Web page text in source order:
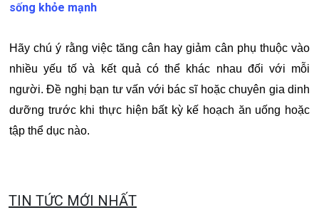
sống khỏe mạnh
Hãy chú ý rằng việc tăng cân hay giảm cân phụ thuộc vào
nhiều yếu tố và kết quả có thể khác nhau đối với mỗi
người. Đề nghị bạn tư vấn với bác sĩ hoặc chuyên gia dinh
dưỡng trước khi thực hiện bất kỳ kế hoạch ăn uống hoặc
tập thể dục nào.
TIN TỨC MỚI NHẤT